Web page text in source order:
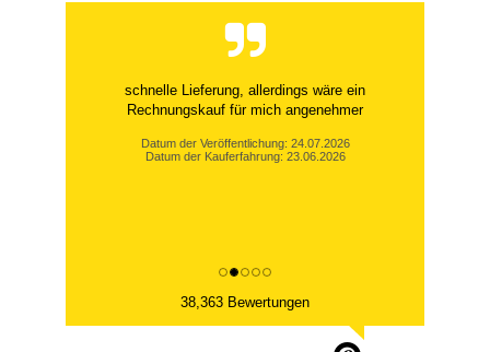
schnelle Lieferung, allerdings wäre ein
Rechnungskauf für mich angenehmer
Datum der Veröffentlichung: 24.07.2026
Datum der Kauferfahrung: 23.06.2026
38,363 Bewertungen